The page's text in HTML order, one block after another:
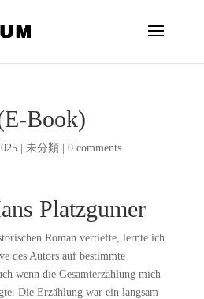
Book)
| 未分類 0 comments
Platzgumer
Roman vertiefte, lernte ich
des Autors auf bestimmte
wenn die Gesamterzählung mich
Die Erzählung war ein langsam